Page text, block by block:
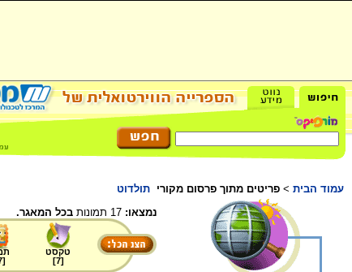
עמוד הבית > פריטים מתוך פרסום מקורי תולדוט
נמצאו:
בכל המאגר.
טקסט
[
7
]
[